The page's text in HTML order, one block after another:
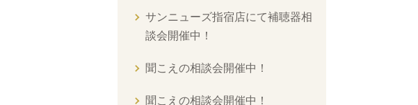
サンニューズ指宿店にて補聴器相
談会開催中！
聞こえの相談会開催中！
聞こえの相談会開催中！